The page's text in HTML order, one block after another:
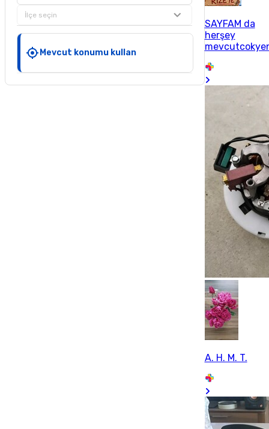
İlçe seçin
Mevcut konumu kullan
SAYFAM da
herşey
A. H. M. T.